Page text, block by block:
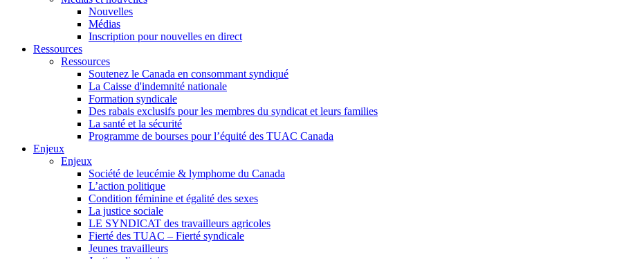
Nouvelles
Médias
Inscription pour nouvelles en direct
Ressources
Ressources
Soutenez le Canada en consommant syndiqué
La Caisse d'indemnité nationale
Formation syndicale
Des rabais exclusifs pour les membres du syndicat et leurs families
La santé et la sécurité
Programme de bourses pour l’équité des TUAC Canada
Enjeux
Enjeux
Société de leucémie & lymphome du Canada
L’action politique
Condition féminine et égalité des sexes
La justice sociale
LE SYNDICAT des travailleurs agricoles
Fierté des TUAC – Fierté syndicale
Jeunes travailleurs